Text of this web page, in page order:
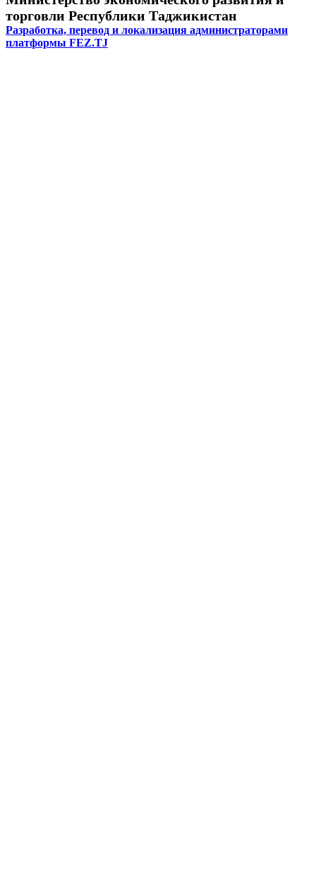
торговли Республики Таджикистан
Разработка, перевод и локализация администраторами
платформы FEZ.TJ